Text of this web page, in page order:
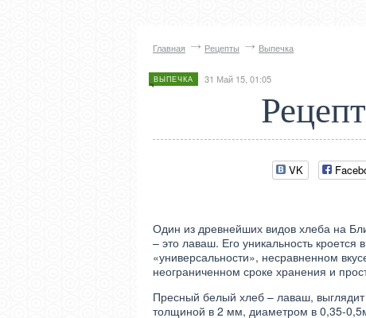
Главная Рецепты Выпечка
ВЫПЕЧКА 31 Май 15, 01:05
VK
Один из древнейших видов хлеба на
– это лаваш. Его уникальность кроется
«универсальности», несравненном
неограниченном сроке хранения и
Пресный белый хлеб – лаваш, выглядит
толщиной в 2 мм, диаметром в 0,35-